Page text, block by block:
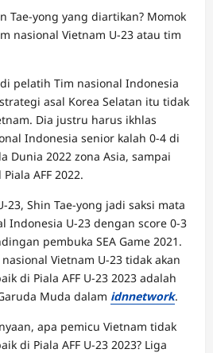
Tae-yong yang diartikan? Momok
nasional Vietnam U-23 atau tim
pelatih Tim nasional Indonesia
asal Korea Selatan itu tidak
Dia justru harus ikhlas
Indonesia senior kalah 0-4 di
Dunia 2022 zona Asia, sampai
AFF 2022.
23, Shin Tae-yong jadi saksi mata
Indonesia U-23 dengan score 0-3
pembuka SEA Game 2021.
Vietnam U-23 tidak akan
di Piala AFF U-23 2023 adalah
Muda dalam idnnetwork.
apa pemicu Vietnam tidak
di Piala AFF U-23 2023? Liga